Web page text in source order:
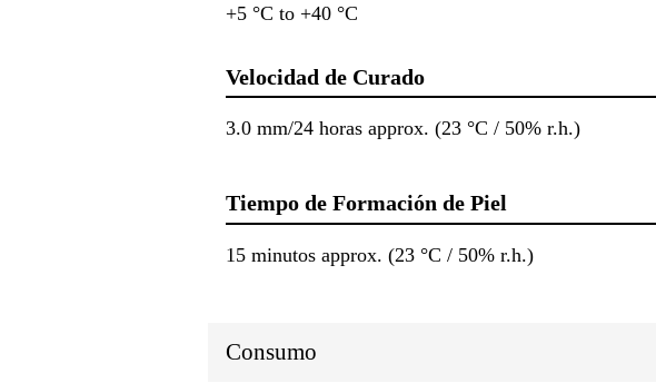
+5 °C to +40 °C
Velocidad de Curado
3.0 mm/24 horas approx. (23 °C / 50% r.h.)
Tiempo de Formación de Piel
15 minutos approx. (23 °C / 50% r.h.)
Consumo